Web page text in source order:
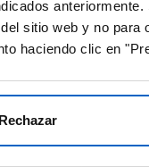
sitio web y no
haciendo clic en
Rechazar
recursos
áreas
deseas
redirigido